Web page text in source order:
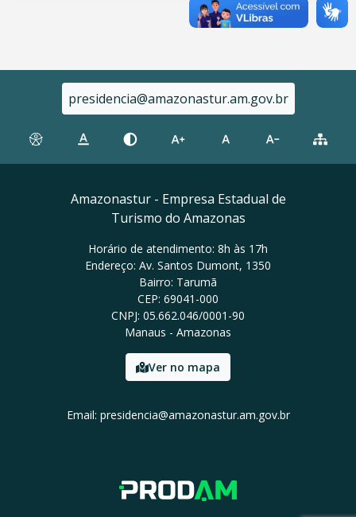
presidencia@amazonastur.am.gov.br
Amazonastur - Empresa Estadual de
Turismo do Amazonas
Horário de atendimento: 8h às 17h
Endereço: Av. Santos Dumont, 1350
Bairro: Tarumã
CEP: 69041-000
CNPJ: 05.662.046/0001-90
Manaus - Amazonas
Ver no mapa
Email: presidencia@amazonastur.am.gov.br